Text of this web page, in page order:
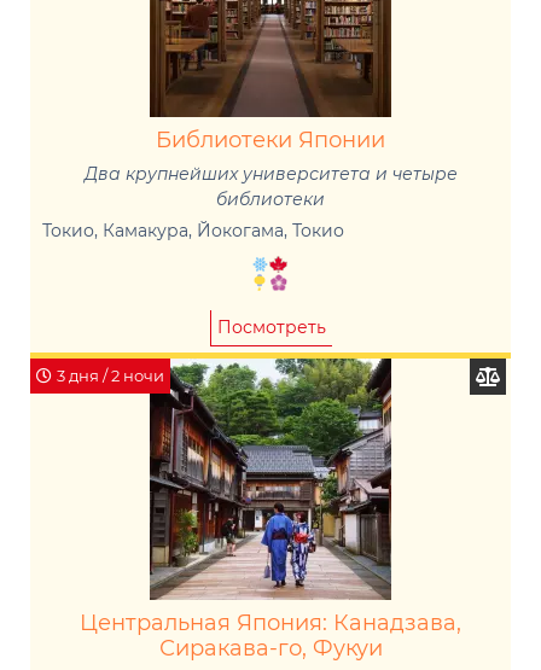
Библиотеки Японии
Два крупнейших университета и четыре
библиотеки
Токио, Камакура, Йокогама, Токио
Посмотреть
3 дня / 2 ночи
Центральная Япония: Канадзава,
Сиракава-го, Фукуи